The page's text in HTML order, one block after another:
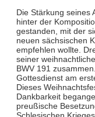
Die Stärkung seines
hinter der
gestanden, mit der
neuen sächsischen
empfehlen wollte.
seiner
BWV 191
Gottesdienst am
Dieses
Dankbarkeit
preußische
Schlesischen